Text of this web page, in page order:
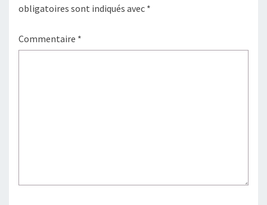
obligatoires sont indiqués avec *
Commentaire *